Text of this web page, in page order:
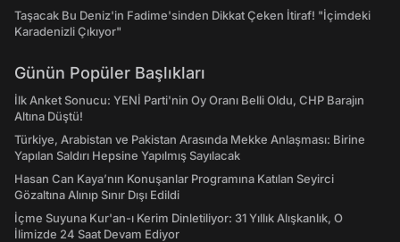
Taşacak Bu Deniz'in Fadime'sinden Dikkat Çeken İtiraf! "İçimdeki
Karadenizli Çıkıyor"
Günün Popüler Başlıkları
İlk Anket Sonucu: YENİ Parti'nin Oy Oranı Belli Oldu, CHP Barajın
Altına Düştü!
Türkiye, Arabistan ve Pakistan Arasında Mekke Anlaşması: Birine
Yapılan Saldırı Hepsine Yapılmış Sayılacak
Hasan Can Kaya’nın Konuşanlar Programına Katılan Seyirci
Gözaltına Alınıp Sınır Dışı Edildi
İçme Suyuna Kur'an-ı Kerim Dinletiliyor: 31 Yıllık Alışkanlık, O
İlimizde 24 Saat Devam Ediyor